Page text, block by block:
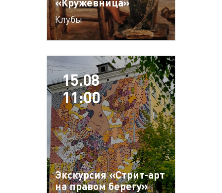
Клубы
15.08
11:00
Экскурсия «Стрит-арт
на правом берегу»